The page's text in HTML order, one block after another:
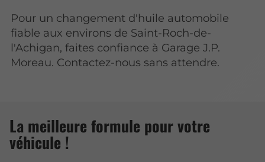
Pour un changement d'huile automobile
fiable aux environs de Saint-Roch-de-
l'Achigan, faites confiance à Garage J.P.
Moreau. Contactez-nous sans attendre.
La meilleure formule pour votre
véhicule !